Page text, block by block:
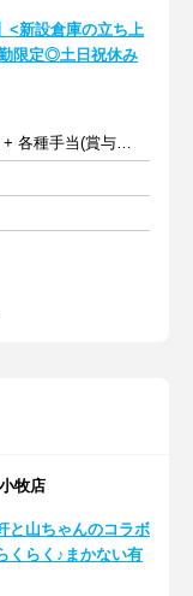
<新設倉庫の立ち上
限定◎土日祝休み
月給 26万5000円～29万円 + 各種手当(賞与年2回/交通費等)
牧店
と山ちゃんのコラボ
くらく♪まかない有